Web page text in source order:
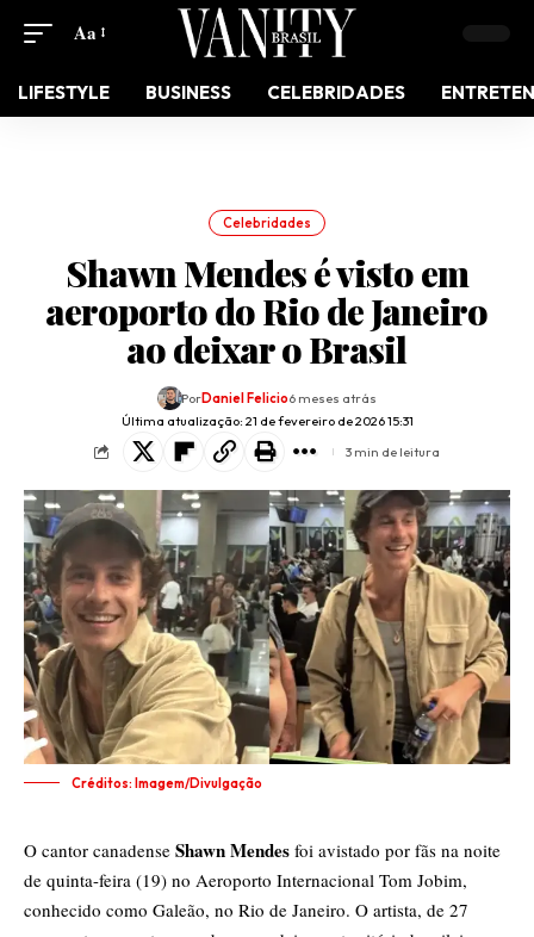
Aa
LIFESTYLE BUSINESS CELEBRIDADES
Celebridades
Shawn Mendes é visto em
aeroporto do Rio de Janeiro
ao deixar o Brasil
Última atualização: 21 de fevereiro de 2026 15:31
PorDaniel Felicio6 meses atrás
3 min de leitura
Créditos: Imagem/Divulgação
O cantor canadense Shawn Mendes foi avistado por fãs na noite
de quinta-feira (19) no Aeroporto Internacional Tom Jobim,
conhecido como Galeão, no Rio de Janeiro. O artista, de 27